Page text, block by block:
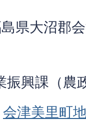
大沼郡会
興課（農
会津美里町